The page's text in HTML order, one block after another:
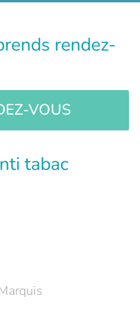
rendez-
VOUS
tabac